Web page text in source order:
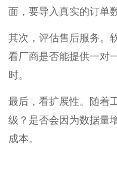
面，要导入真实的订单
其次，评估售后服务。
看厂商是否能提供一对
时。
最后，看扩展性。随着
级？是否会因为数据量
成本。